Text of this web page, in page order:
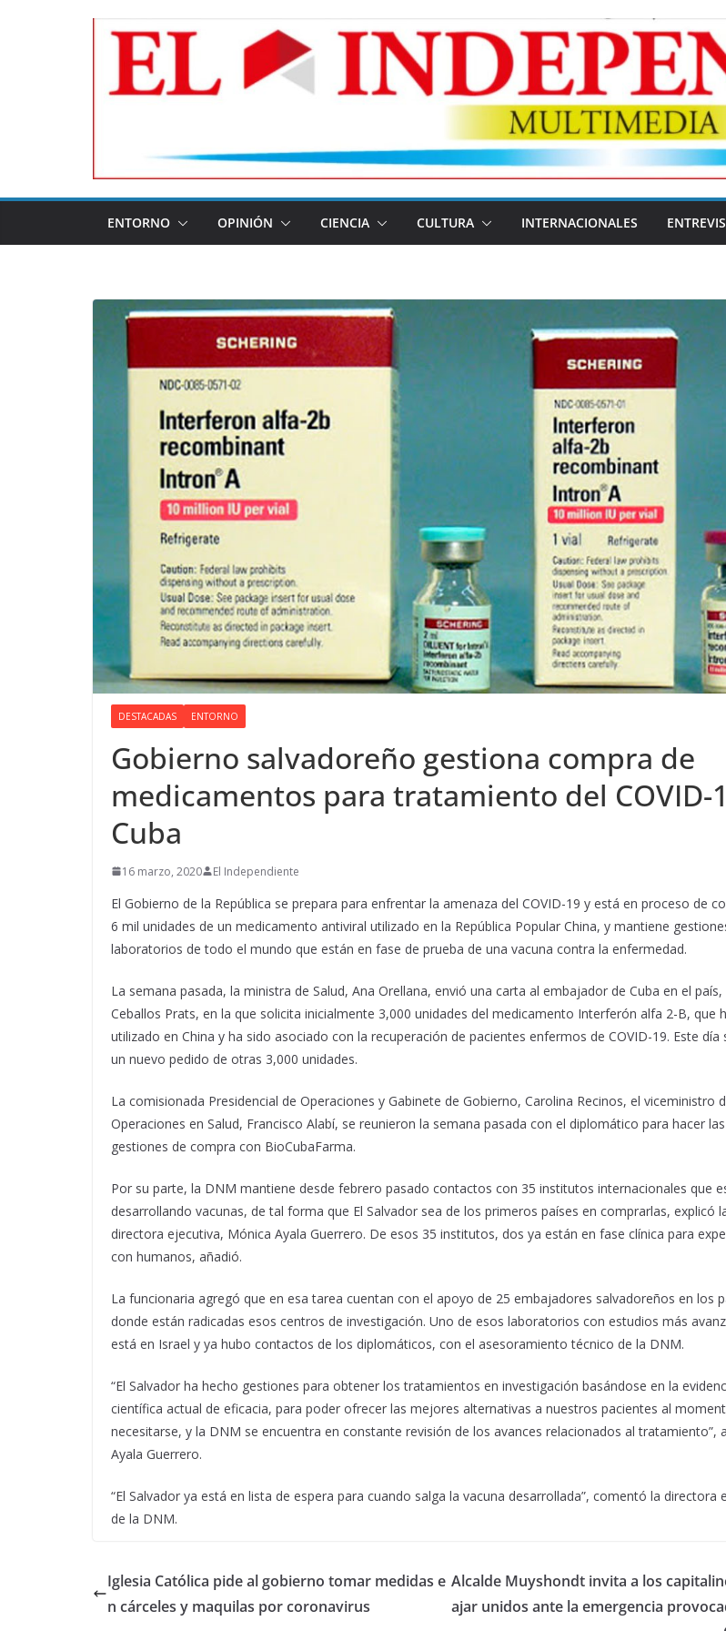
ENTORNO OPINIÓN CIENCIA CULTURA INTERNACIONALES
DESTACADAS ENTORNO
Gobierno salvadoreño gestiona compra de
medicamentos para tratamiento del COVID-
Cuba
16 marzo, 2020 El Independiente
El Gobierno de la República se prepara para enfrentar la amenaza del COVID-19 y está en proceso de
6 mil unidades de un medicamento antiviral utilizado en la República Popular China, y mantiene
laboratorios de todo el mundo que están en fase de prueba de una vacuna contra la enfermedad.
La semana pasada, la ministra de Salud, Ana Orellana, envió una carta al embajador de Cuba en el país,
Ceballos Prats, en la que solicita inicialmente 3,000 unidades del medicamento Interferón alfa 2-B, que
utilizado en China y ha sido asociado con la recuperación de pacientes enfermos de COVID-19. Este día
un nuevo pedido de otras 3,000 unidades.
La comisionada Presidencial de Operaciones y Gabinete de Gobierno, Carolina Recinos, el viceministro
Operaciones en Salud, Francisco Alabí, se reunieron la semana pasada con el diplomático para hacer las
gestiones de compra con BioCubaFarma.
Por su parte, la DNM mantiene desde febrero pasado contactos con 35 institutos internacionales que
desarrollando vacunas, de tal forma que El Salvador sea de los primeros países en comprarlas, explicó
directora ejecutiva, Mónica Ayala Guerrero. De esos 35 institutos, dos ya están en fase clínica para
con humanos, añadió.
La funcionaria agregó que en esa tarea cuentan con el apoyo de 25 embajadores salvadoreños en los
donde están radicadas esos centros de investigación. Uno de esos laboratorios con estudios más
está en Israel y ya hubo contactos de los diplomáticos, con el asesoramiento técnico de la DNM.
“El Salvador ha hecho gestiones para obtener los tratamientos en investigación basándose en la
científica actual de eficacia, para poder ofrecer las mejores alternativas a nuestros pacientes al
necesitarse, y la DNM se encuentra en constante revisión de los avances relacionados al tratamiento”,
Ayala Guerrero.
“El Salvador ya está en lista de espera para cuando salga la vacuna desarrollada”, comentó la directora
de la DNM.
Iglesia Católica pide al gobierno tomar medidas e
n cárceles y maquilas por coronavirus
Alcalde Muyshondt invita a los
ajar unidos ante la emergencia